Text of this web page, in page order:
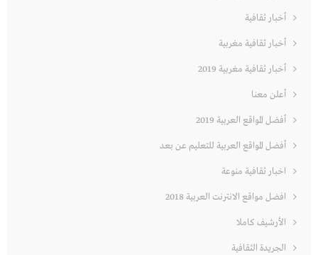
أخبار ثقافية
أخبار ثقافية مغربية
أخبار ثقافية مغربية 2019
أعلن معنا
أفضل المواقع العربية 2019
أفضل المواقع العربية للتعليم عن بعد
اخبار ثقافية منوعة
افضل مواقع الانترنت العربية 2018
الأرشيف كاملا
الجريدة الثقافية